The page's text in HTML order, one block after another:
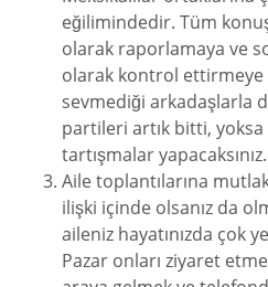
eğilimindedir. Tüm
olarak raporlamaya ve
olarak kontrol ettirmeye
sevmediği arkadaşlarla
partileri artık bitti,
tartışmalar yapacaksınız.
Aile toplantılarına
ilişki içinde olsanız da
aileniz hayatınızda çok
Pazar onları ziyaret